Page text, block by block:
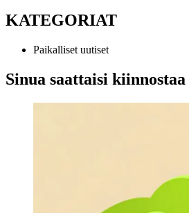
KATEGORIAT
Paikalliset uutiset
Sinua saattaisi kiinnostaa